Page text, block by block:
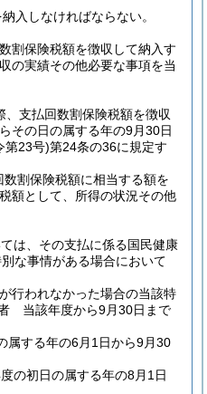
入しなければならない。
割保険税額を徴収して納入す
の実績その他必要な事項を当
支払回数割保険税額を徴収
その日の属する年の9月30日
第23号)第24条の36に規定す
割保険税額に相当する額を
額として、所得の状況その他
は、その支払に係る国民健康
な事情がある場合において
行われなかった場合の当該特
当該年度から9月30日まで
属する年の6月1日から9月30
の初日の属する年の8月1日